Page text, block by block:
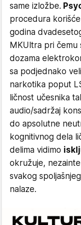
same izložbe.
procedura
godina
MKUltra pri čemu
dozama
sa podjednako
narkotika poput
ličnost učesnika
audio/sadržaj
do apsolutne
kognitivnog dela
delima vidimo
okružuje,
svakog
nalaze.